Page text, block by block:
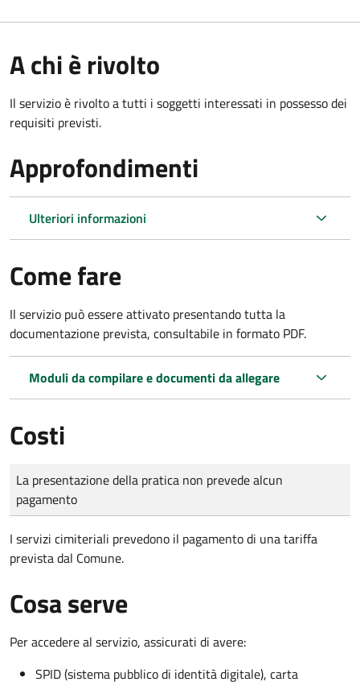
A chi è rivolto
Il servizio è rivolto a tutti i soggetti interessati in possesso dei
requisiti previsti.
Approfondimenti
Ulteriori informazioni
Come fare
Il servizio può essere attivato presentando tutta la
documentazione prevista, consultabile in formato PDF.
Moduli da compilare e documenti da allegare
Costi
Tipo di pagamento
Importo
La presentazione della pratica non prevede alcun
pagamento
I servizi cimiteriali prevedono il pagamento di una tariffa
prevista dal Comune.
Cosa serve
Per accedere al servizio, assicurati di avere:
SPID (sistema pubblico di identità digitale), carta